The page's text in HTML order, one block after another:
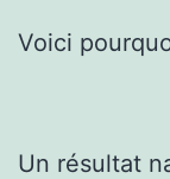
Voici
Un résultat